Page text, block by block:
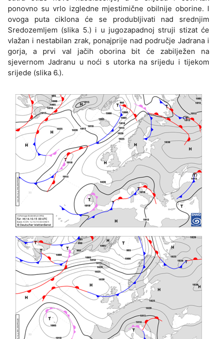
ponovno su vrlo izgledne mjestimične obilnije oborine. I
ovoga puta ciklona će se produbljivati nad srednjim
Sredozemljem (slika 5.) i u jugozapadnoj struji stizat će
vlažan i nestabilan zrak, ponajprije nad područje Jadrana i
gorja, a prvi val jačih oborina bit će zabilježen na
sjevernom Jadranu u noći s utorka na srijedu i tijekom
srijede (slika 6.).